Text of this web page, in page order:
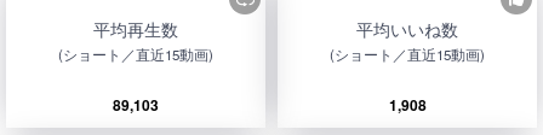
平均再生数
(ショート／直近15動画)
89,103
平均いいね数
(ショート／直近15動画)
1,908